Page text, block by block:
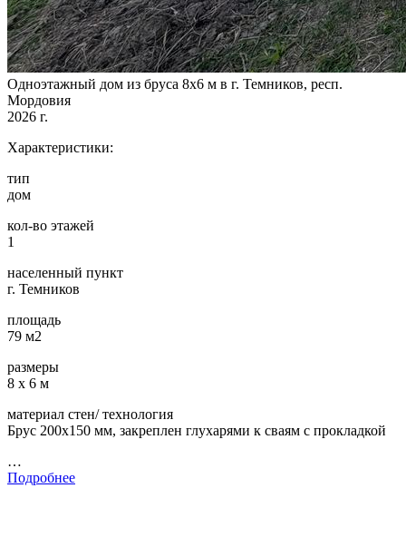
Одноэтажный дом из бруса 8х6 м в г. Темников, респ.
Мордовия
2026 г.
Характеристики:
тип
дом
кол-во этажей
1
населенный пункт
г. Темников
площадь
79 м2
размеры
8 х 6 м
материал стен/ технология
Брус 200х150 мм, закреплен глухарями к сваям с прокладкой
…
Подробнее